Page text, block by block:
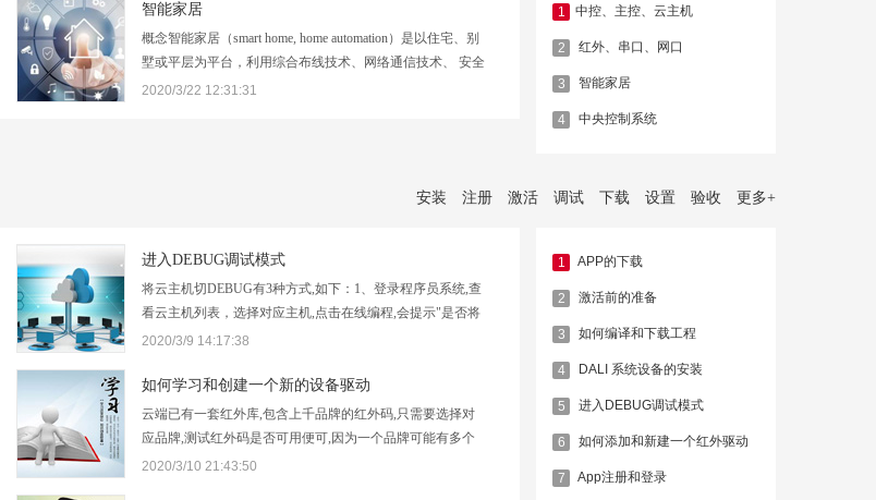
智能家居
概念智能家居（smart home, home automation）是以住宅、别
墅或平层为平台，利用综合布线技术、网络通信技术、 安全
防范技术、智能自动控制技术、音视频技术等将家居生活有
2020/3/22 12:31:31
1 ​中控、主控、云主机
2 红外、串口、网口
3 智能家居
4 中央控制系统
安装 注册 激活 调试 下载 设置 验收 更多+
进入DEBUG调试模式
将云主机切DEBUG有3种方式,如下：1、登录程序员系统,查
看云主机列表，选择对应主机,点击在线编程,会提示"是否将
云主机切到DEBUG",选择“”是“”,云主机会在0-15秒内自动切
统”，点击需要调试的系统的…
2020/3/9 14:17:38
如何学习和创建一个新的设备驱动
云端已有一套红外库,包含上千品牌的红外码,只需要选择对
应品牌,测试红外码是否可用便可,因为一个品牌可能有多个
型号,所以一个品牌会有多套红外码,可根据型号，或者上一
2020/3/10 21:43:50
1 APP的下载
2 激活前的准备
3 如何编译和下载工程
4 DALI 系统设备的安装
5 进入DEBUG调试模式
6 如何添加和新建一个红外驱动
7 App注册和登录